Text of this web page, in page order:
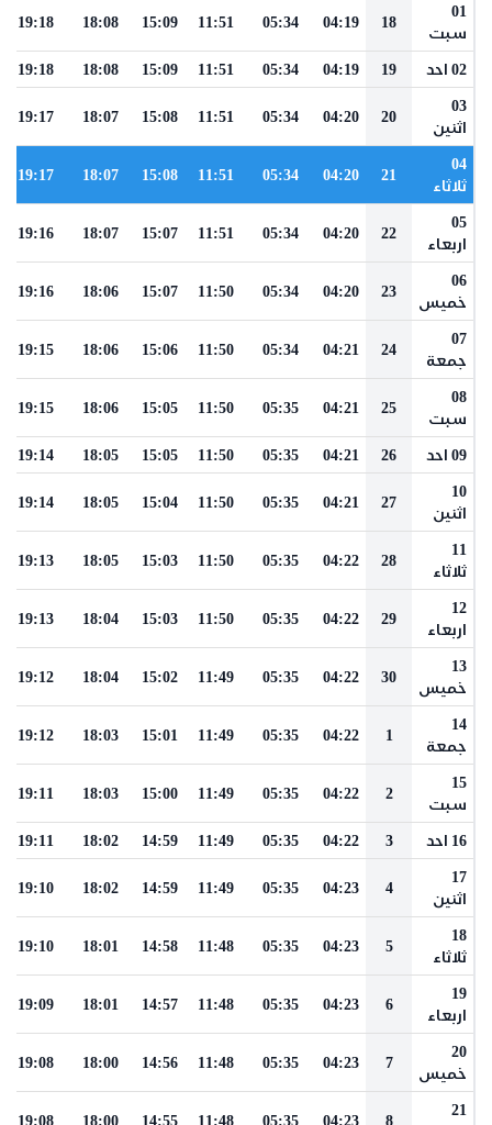
01
سبت
18
04:19
05:34
11:51
15:09
18:08
19:18
02 احد 19
04:19
05:34
11:51
15:09
18:08
19:18
03
اثنين
20
04:20
05:34
11:51
15:08
18:07
19:17
04
ثلاثاء
21
04:20
05:34
11:51
15:08
18:07
19:17
05
اربعاء
22
04:20
05:34
11:51
15:07
18:07
19:16
06
خميس
23
04:20
05:34
11:50
15:07
18:06
19:16
07
جمعة
24
04:21
05:34
11:50
15:06
18:06
19:15
08
سبت
25
04:21
05:35
11:50
15:05
18:06
19:15
09 احد 26
04:21
05:35
11:50
15:05
18:05
19:14
10
اثنين
27
04:21
05:35
11:50
15:04
18:05
19:14
11
ثلاثاء
28
04:22
05:35
11:50
15:03
18:05
19:13
12
اربعاء
29
04:22
05:35
11:50
15:03
18:04
19:13
13
خميس
30
04:22
05:35
11:49
15:02
18:04
19:12
14
جمعة
1
04:22
05:35
11:49
15:01
18:03
19:12
15
سبت
2
04:22
05:35
11:49
15:00
18:03
19:11
16 احد 3
04:22
05:35
11:49
14:59
18:02
19:11
17
اثنين
4
04:23
05:35
11:49
14:59
18:02
19:10
18
ثلاثاء
5
04:23
05:35
11:48
14:58
18:01
19:10
19
اربعاء
6
04:23
05:35
11:48
14:57
18:01
19:09
20
خميس
7
04:23
05:35
11:48
14:56
18:00
19:08
21
8
04:23
05:35
11:48
14:55
18:00
19:08